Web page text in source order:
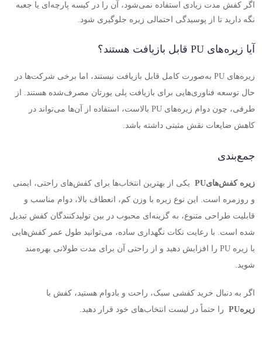
اگر کفش مدت زیادی استفاده نمی‌شود، آن را در کیسه پارچه‌ای یا جعبه
نگه دارید تا از پوسیدگی احتمالی زیره جلوگیری شود.
آیا زیره‌های PU قابل بازیافت هستند؟
زیره‌های PU به‌صورت کامل قابل بازیافت نیستند، اما برخی شرکت‌ها در
حال توسعه فناوری‌هایی برای بازیافت پلی یورتان مصرف‌شده هستند. از
طرفی، چون دوام زیره‌های PU بالاست، استفاده از آن‌ها می‌تواند در
کاهش ضایعات نقش مثبتی داشته باشد.
جمع‌بندی
زیره کفش‌هایPU یکی از بهترین انتخاب‌ها برای کفش‌های راحتی، ایمنی
و روزمره است. این نوع زیره با وزن کم، انعطاف بالا، دوام مناسب و
قابلیت طراحی متنوع، به گزینه‌ای محبوب در بین تولیدکنندگان کفش تبدیل
شده است. با رعایت نکات نگهداری ساده، می‌توانید طول عمر کفش‌هایی
با زیره PU را افزایش دهید و از راحتی آن برای مدت طولانی بهره‌مند
شوید.
اگر به دنبال خرید کفشی سبک، راحت و بادوام هستید، کفش با
زیرهPU را حتماً در لیست انتخاب‌های خود قرار دهید.